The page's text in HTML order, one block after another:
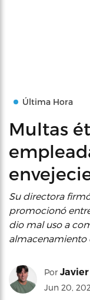
Última Hora
Multas
Su directora
promocionó
dio mal uso a
almacenamiento
Por
Jun 20,